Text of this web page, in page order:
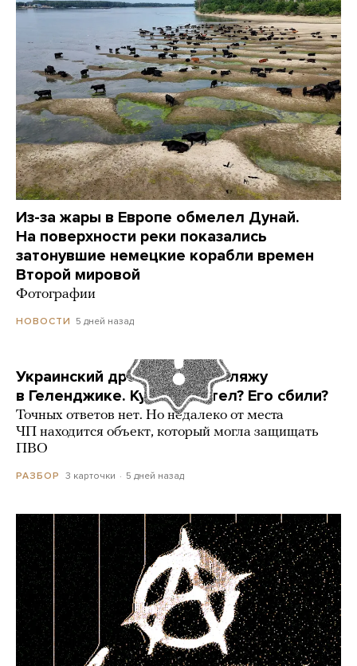
Из-за жары в Европе обмелел Дунай.
На поверхности реки показались
затонувшие немецкие корабли времен
Второй мировой
Фотографии
НОВОСТИ 5 дней назад
Украинский дрон попал по пляжу
в Геленджике. Куда он летел? Его сбили?
Точных ответов нет. Но недалеко от места
ЧП находится объект, который могла защищать
ПВО
РАЗБОР 3 карточки 5 дней назад